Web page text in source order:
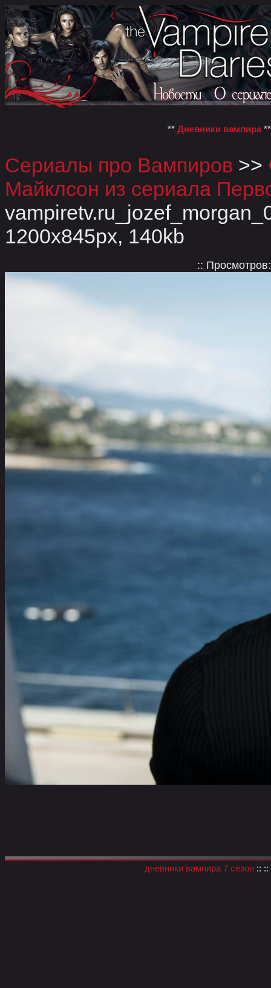
** Дневники вампира
Сериалы про Вампиров >>
Майклсон из сериала
1200x845px, 140kb
::
дневники вампира 7 сезон :: ::